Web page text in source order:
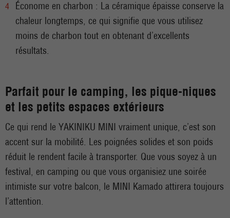
Économe en charbon : La céramique épaisse conserve la
chaleur longtemps, ce qui signifie que vous utilisez
moins de charbon tout en obtenant d’excellents
résultats.
Parfait pour le camping, les pique-niques
et les petits espaces extérieurs
Ce qui rend le YAKINIKU MINI vraiment unique, c’est son
accent sur la mobilité. Les poignées solides et son poids
réduit le rendent facile à transporter. Que vous soyez à un
festival, en camping ou que vous organisiez une soirée
intimiste sur votre balcon, le MINI Kamado attirera toujours
l’attention.